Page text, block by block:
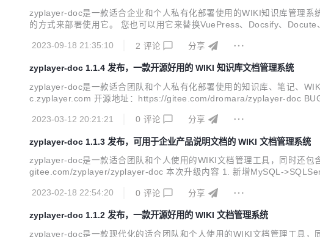
zyplayer-doc是一款适合企业和个人私有化部署使用的WIKI知识库管理
的方式来部署使用它。 您也可以用它来替换VuePress、Docsify、
2023-09-18 21:35:10
2 评论 分享
zyplayer-doc 1.1.4 发布，一款开源好用的 WIKI 知识库文档管理系统
zyplayer-doc是一款适合团队和个人私有化部署使用的知识库、笔记、
c.zyplayer.com 开源地址：https://gitee.com/dromara/zyplayer-doc
2023-03-12 20:21:21
0 评论 分享
zyplayer-doc 1.1.3 发布，可用于企业产品说明文档的 WIKI 文档管理系统
zyplayer-doc是一款适合团队和个人使用的WIKI文档管理工具，同时还
gitee.com/zyplayer/zyplayer-doc 本次升级内容 1. 新增MySQL-
2023-02-18 22:54:20
0 评论 分享
zyplayer-doc 1.1.2 发布，一款开源好用的 WIKI 文档管理系统
zyplayer-doc是一款现代化的适合团队和个人使用的WIKI文档管理工具